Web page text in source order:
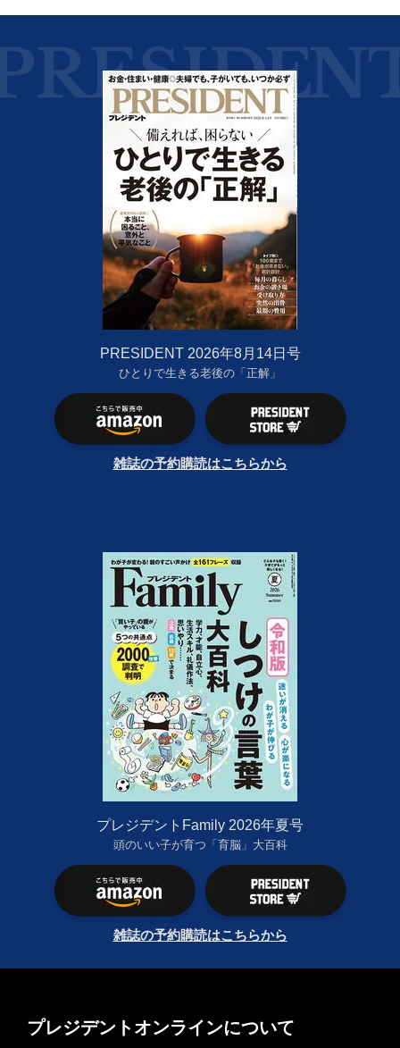
PRESIDENT 2026年8月14日号
ひとりで生きる老後の「正解」
雑誌の予約購読はこちらから
プレジデントFamily 2026年夏号
頭のいい子が育つ「育脳」大百科
雑誌の予約購読はこちらから
プレジデントオンラインについて